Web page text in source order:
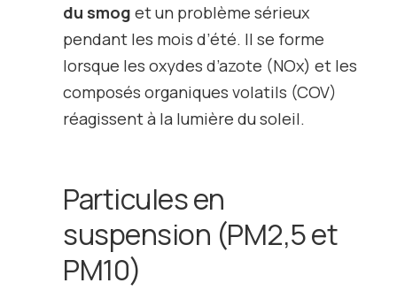
du smog et un problème sérieux
pendant les mois d’été. Il se forme
lorsque les oxydes d’azote (NOx) et les
composés organiques volatils (COV)
réagissent à la lumière du soleil.
Particules en
suspension (PM2,5et
PM10)